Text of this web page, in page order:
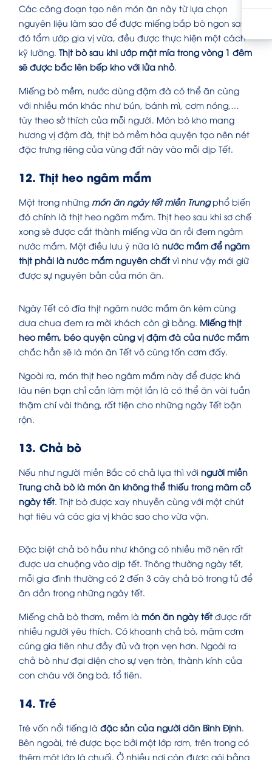
Các công đoạn tạo nên món ăn này từ lựa chọn
nguyên liệu làm sao để được miếng bắp bò ngon sau
đó tẩm ướp gia vị vừa, đều được thực hiện một cách
kỹ lưỡng. Thịt bò sau khi ướp mật mía trong vòng 1 đêm
sẽ được bắc lên bếp kho với lửa nhỏ.
Miếng bò mềm, nước dùng đậm đà có thể ăn cùng
với nhiều món khác như bún, bánh mì, cơm nóng,…
tùy theo sở thích của mỗi người. Món bò kho mang
hương vị đậm đà, thịt bò mềm hòa quyện tạo nên nét
đặc trưng riêng của vùng đất này vào mỗi dịp Tết.
12. Thịt heo ngâm mắm
Một trong những món ăn ngày tết miền Trungphổ biến
đó chính là thịt heo ngâm mắm. Thịt heo sau khi sơ chế
xong sẽ được cắt thành miếng vừa ăn rồi đem ngâm
nước mắm. Một điều lưu ý nữa là nước mắm để ngâm
thịt phải là nước mắm nguyên chấtvì như vậy mới giữ
được sự nguyên bản của món ăn.
Ngày Tết có đĩa thịt ngâm nước mắm ăn kèm cùng
dưa chua đem ra mời khách còn gì bằng. Miếng thịt
heo mềm, béo quyện cùng vị đậm đà của nước mắm
chắc hẳn sẽ là món ăn Tết vô cùng tốn cơm đấy.
Ngoài ra, món thịt heo ngâm mắm này để được khá
lâu nên bạn chỉ cần làm một lần là có thể ăn vài tuần
thậm chí vài tháng, rất tiện cho những ngày Tết bận
rộn.
13. Chả bò
Nếu như người miền Bắc có chả lụa thì với người miền
Trung chả bò là món ăn không thể thiếu trong mâm cỗ
ngày tết. Thịt bò được xay nhuyễn cùng với một chút
hạt tiêu và các gia vị khác sao cho vừa vặn.
Đặc biệt chả bò hầu như không có nhiều mỡ nên rất
được ưa chuộng vào dịp tết. Thông thường ngày tết,
mỗi gia đình thường có 2 đến 3 cây chả bò trong tủ để
ăn dần trong những ngày tết.
Miếng chả bò thơm, mềm là món ăn ngày tếtđược rất
nhiều người yêu thích. Có khoanh chả bò, mâm cơm
cúng gia tiên như đầy đủ và trọn vẹn hơn. Ngoài ra
chả bò như đại diện cho sự vẹn tròn, thành kính của
con cháu với ông bà, tổ tiên.
14. Tré
Tré vốn nổi tiếng là đặc sản của người dân Bình Định.
Bên ngoài, tré được bọc bởi một lớp rơm, trên trong có
thêm một lớp lá chuối. Ở nhiều nơi còn được gói bằng